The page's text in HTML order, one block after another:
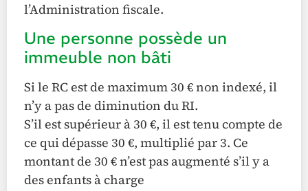
l’Administration fiscale.
Une personne possède un
immeuble non bâti
Si le RC est de maximum 30 € non indexé, il
n’y a pas de diminution du RI.
S’il est supérieur à 30 €, il est tenu compte de
ce qui dépasse 30 €, multiplié par 3. Ce
montant de 30 € n’est pas augmenté s’il y a
des enfants à charge